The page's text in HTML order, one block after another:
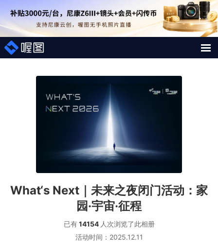
喔图Skill
What‘s Next｜未来之夜闭门活动：家
园·宇宙·征程
已有 14154 人次浏览了此相册
活动时间： 2025.12.11